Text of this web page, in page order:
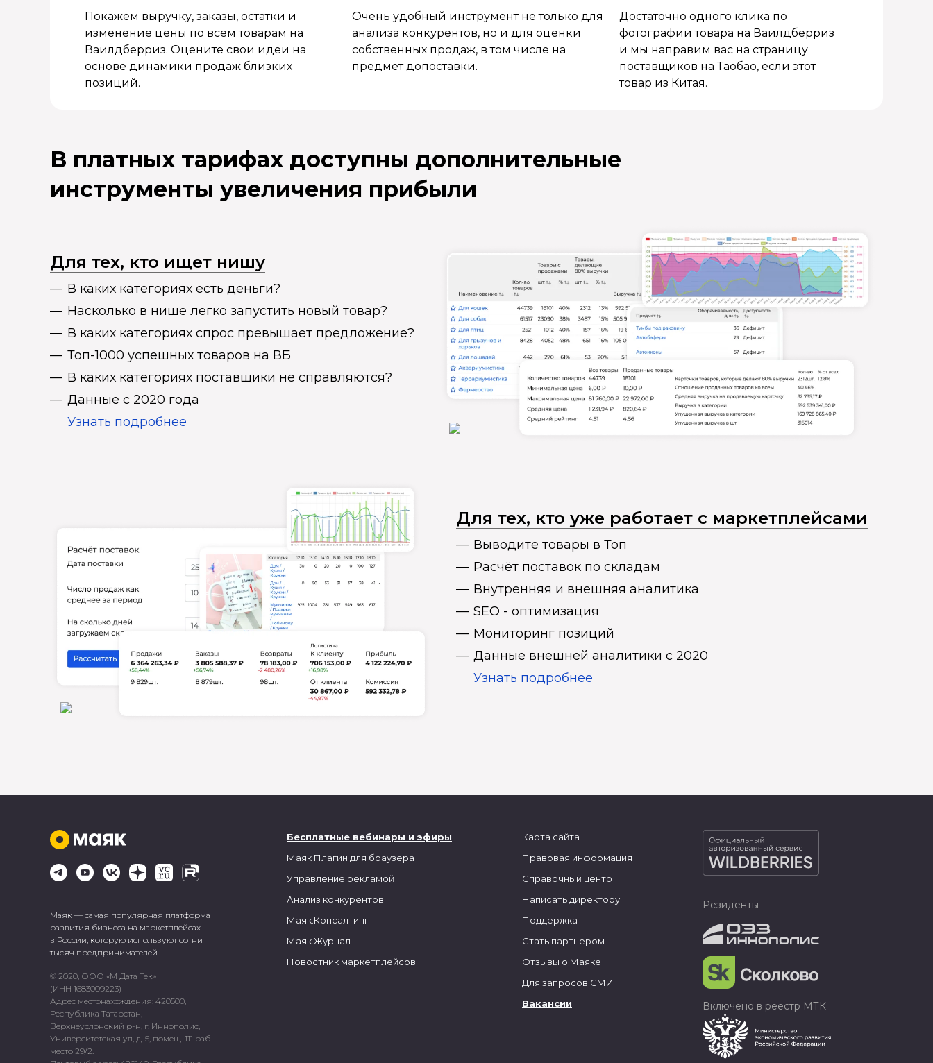
Покажем выручку, заказы, остатки и
изменение цены по всем товарам на
Ваилдберриз. Оцените свои идеи на
основе динамики продаж близких
позиций.
Очень удобный инструмент не только для
анализа конкурентов, но и для оценки
собственных продаж, в том числе на
предмет допоставки.
Достаточно одного клика по
фотографии товара на Ваилдберриз
и мы направим вас на страницу
поставщиков на Таобао, если этот
товар из Китая.
В платных тарифах доступны дополнительные
инструменты увеличения прибыли
Для тех, кто ищет нишу
В каких категориях есть деньги?
Насколько в нише легко запустить новый товар?
В каких категориях спрос превышает предложение?
Топ-1000 успешных товаров на ВБ
В каких категориях поставщики не справляются?
Данные с 2020 года
Узнать подробнее
Для тех, кто уже работает с маркетплейсами
Выводите товары в Топ
Расчёт поставок по складам
Внутренняя и внешняя аналитика
SEO - оптимизация
Мониторинг позиций
Данные внешней аналитики с 2020
Узнать подробнее
Маяк — самая популярная платформа
развития бизнеса на маркетплейсах
в России, которую используют сотни
тысяч предпринимателей.
© 2020, ООО «М Дата Тек»
(ИНН 1683009223)
Адрес местонахождения: 420500,
Республика Татарстан,
Верхнеуслонский р-н, г. Иннополис,
Университетская ул, д. 5, помещ. 111 раб.
место 29/2.
Бесплатные вебинары и эфиры
Маяк Плагин для браузера
Управление рекламой
Анализ конкурентов
Маяк.Консалтинг
Маяк.Журнал
Новостник маркетплейсов
Карта сайта
Правовая информация
Справочный центр
Написать директору
Поддержка
Стать партнером
Отзывы о Маяке
Для запросов СМИ
Вакансии
Резиденты
Включено в реестр МТК